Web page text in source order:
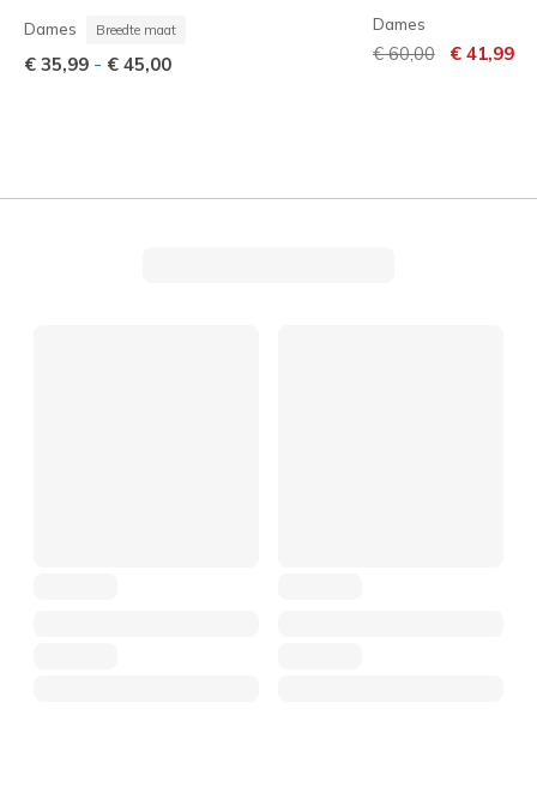
Dames Breedte maat
€ 35,99 - € 45,00
Dames
Prijs verlaagd van
€ 60,00naar
€ 41,99